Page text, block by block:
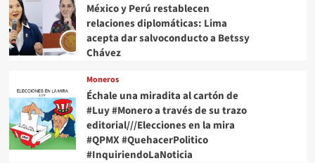
México y Perú restablecen
relaciones diplomáticas: Lima
acepta dar salvoconducto a Betssy
Chávez
Moneros
Échale una miradita al cartón de
#Luy #Monero a través de su trazo
editorial///Elecciones en la mira
#QPMX #QuehacerPolitico
#InquiriendoLaNoticia